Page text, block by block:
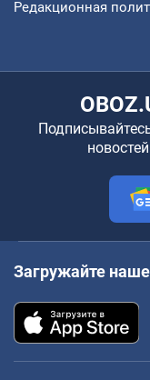
Редакционная
Загружайте